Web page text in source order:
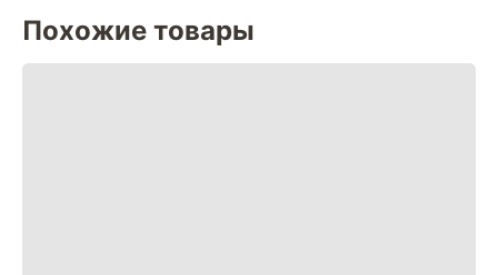
Похожие товары